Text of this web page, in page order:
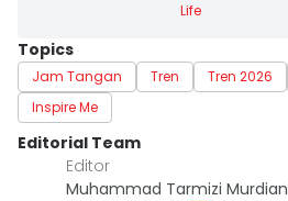
Life
Topics
Jam Tangan Tren Tren 2026
Inspire Me
Editorial Team
Editor
Muhammad Tarmizi